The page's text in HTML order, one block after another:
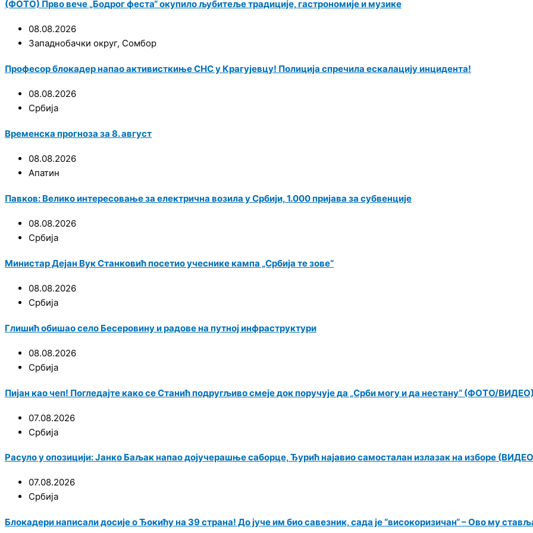
(ФОТО) Прво вече „Бодрог феста“ окупило љубитеље традиције, гастрономије и музике
08.08.2026
Западнобачки округ, Сомбор
Професор блокадер напао активисткиње СНС у Крагујевцу! Полиција спречила ескалацију инцидента!
08.08.2026
Србија
Временска прогноза за 8. август
08.08.2026
Апатин
Павков: Велико интересовање за електрична возила у Србији, 1.000 пријава за субвенције
08.08.2026
Србија
Министар Дејан Вук Станковић посетио учеснике кампа „Србија те зове“
08.08.2026
Србија
Глишић обишао село Бесеровину и радове на путној инфраструктури
08.08.2026
Србија
Пијан као чеп! Погледајте како се Станић подругљиво смеје док поручује да „Срби могу и да нестану“ (ФОТО/ВИДЕО)
07.08.2026
Србија
Расуло у опозицији: Јанко Баљак напао дојучерашње саборце, Ђурић најавио самосталан излазак на изборе
07.08.2026
Србија
Блокадери написали досије о Ђокићу на 39 страна! До јуче им био савезник, сада је “високоризичан“ – Ово му